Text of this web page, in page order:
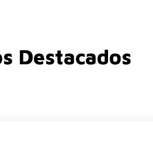
Destacados